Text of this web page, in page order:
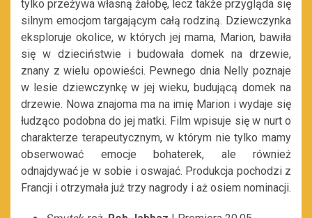
tylko przeżywa własną żałobę, lecz także przygląda się
silnym emocjom targającym całą rodziną. Dziewczynka
eksploruje okolice, w których jej mama, Marion, bawiła
się w dzieciństwie i budowała domek na drzewie,
znany z wielu opowieści. Pewnego dnia Nelly poznaje
w lesie dziewczynkę w jej wieku, budującą domek na
drzewie. Nowa znajoma ma na imię Marion i wydaje się
łudząco podobna do jej matki. Film wpisuje się w nurt o
charakterze terapeutycznym, w którym nie tylko mamy
obserwować emocje bohaterek, ale również
odnajdywać je w sobie i oswajać. Produkcja pochodzi z
Francji i otrzymała już trzy nagrody i aż osiem nominacji.